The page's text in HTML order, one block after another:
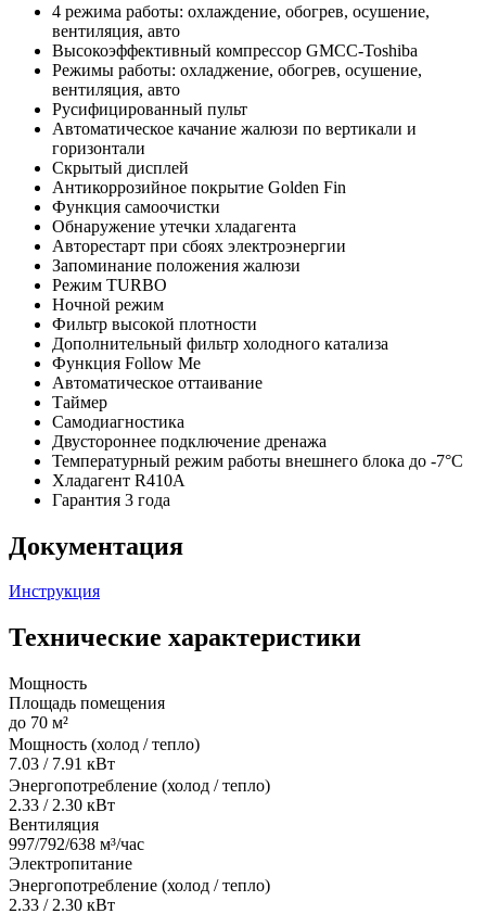
4 режима работы: охлаждение, обогрев, осушение,
вентиляция, авто
Высокоэффективный компрессор GMCC-Toshiba
Режимы работы: охладжение, обогрев, осушение,
вентиляция, авто
Русифицированный пульт
Автоматическое качание жалюзи по вертикали и
горизонтали
Скрытый дисплей
Антикоррозийное покрытие Golden Fin
Функция самоочистки
Обнаружение утечки хладагента
Авторестарт при сбоях электроэнергии
Запоминание положения жалюзи
Режим TURBO
Ночной режим
Фильтр высокой плотности
Дополнительный фильтр холодного катализа
Функция Follow Me
Автоматическое оттаивание
Таймер
Самодиагностика
Двустороннее подключение дренажа
Температурный режим работы внешнего блока до -7°C
Хладагент R410A
Гарантия 3 года
Документация
Инструкция
Технические характеристики
Мощность
Площадь помещения
до 70 м²
Мощность (холод / тепло)
7.03 / 7.91 кВт
Энергопотребление (холод / тепло)
2.33 / 2.30 кВт
Вентиляция
997/792/638 м³/час
Электропитание
Энергопотребление (холод / тепло)
2.33 / 2.30 кВт